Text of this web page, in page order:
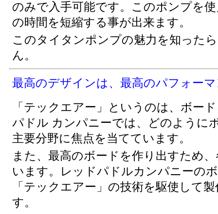
のみで入手可能です。このポンプを
の時間を短縮する事が出来ます。
このタイタンポンプの魅力を知った
ん。
最高のデザインは、最高のパフォー
「テックエアー」というのは、ボー
パドル カンパニーでは、どのように
主要分野に焦点を当てています。
また、最高のボードを作り出すため
います。レッドパドルカンパニーの
「テックエアー」の技術を駆使して
す。